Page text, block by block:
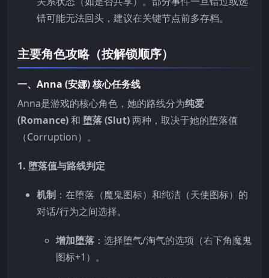
错可能无法回头，建议在关键节点前多存档。
主要角色攻略（按解锁顺序）
一、Anna (安娜) 核心任务线
Anna是游戏的核心角色，她的路线分为纯爱
(Romance)和 堕落 (Slut)两种，取决于她的堕落值
（Corruption）。
1. 堕落值与路线判定
机制 ：在堕落（魔鬼图标）和纯洁（天使图标）的
对话/行为之间选择。
增加堕落 ：选择堕气/淘气的选项（右下角魔鬼
图标+1）。